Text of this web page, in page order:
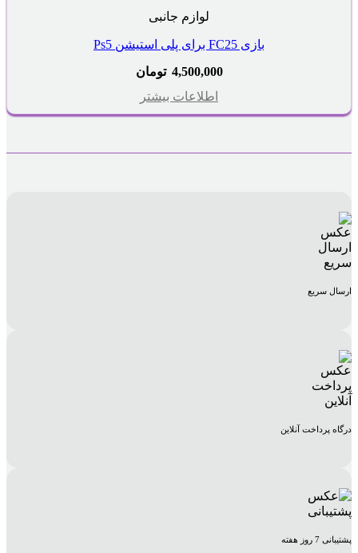
لوازم جانبی
بازی FC25 برای پلی استیشن Ps5
4,500,000 تومان
اطلاعات بیشتر
ارسال سریع
درگاه پرداخت آنلاین
پشتیبانی 7 روز هفته